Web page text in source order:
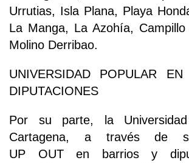
Urrutias, Isla Plana, Playa
La Manga, La Azohía,
Molino Derribao.
UNIVERSIDAD POPULAR
DIPUTACIONES
Por su parte, la
Cartagena, a través de
UP OUT en barrios y